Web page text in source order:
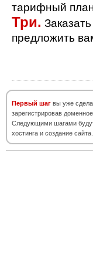
тарифный план
Три.
предложить
Первый шаг вы уже
зарегистрировав
Следующими шагами
хостинга и создание сайта.